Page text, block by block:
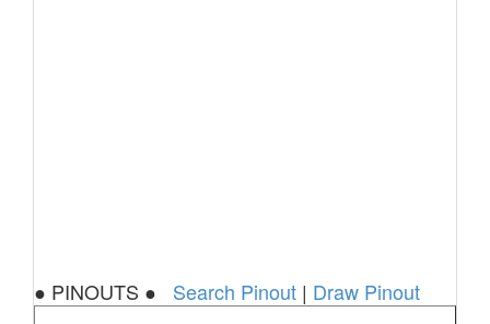
● PINOUTS ● Search Pinout | Draw Pinout